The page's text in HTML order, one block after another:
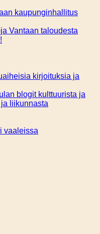
kaupunginhallitus
Vantaan taloudesta
kirjoituksia ja
blogit kulttuurista ja
liikunnasta
vaaleissa